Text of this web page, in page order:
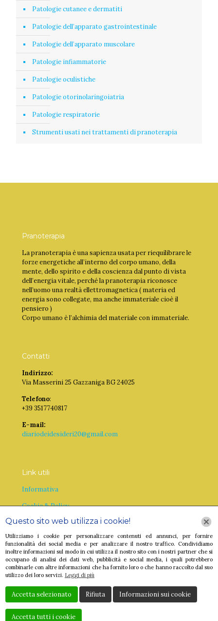
Patologie cutanee e dermatiti
Patologie dell’apparato gastrointestinale
Patologie dell’apparato muscolare
Patologie infiammatorie
Patologie oculistiche
Patologie otorinolaringoiatria
Patologie respiratorie
Strumenti usati nei trattamenti di pranoterapia
Pranoterapia
La pranoterapia è una sapienza usata per riequilibrare le
forze energetiche all’interno del corpo umano, della
mente, dello spirito e della coscienza dal punto di vista
dell’energia vitale, perché la pranoterapia riconosce
nell’uomo una realtà ellettromagnetica ( materia ed
energia sono collegate, ma anche immateriale cioè il
pensiero )
Corpo umano è l’alchimia del materiale con immateriale.
Contatti
Indirizzo:
Via Masserini 25 Gazzaniga BG 24025
Telefono:
+39 3517740817
E-mail:
diariodeidesideri20@gmail.com
Link utili
Informativa
Cookie & Policy
Questo sito web utilizza i cookie!
Utilizziamo i cookie per personalizzare contenuti ed annunci, per fornire
funzionalità dei social media e per analizzare il nostro traffico. Condividiamo
inoltre informazioni sul modo in cui utilizza il nostro sito con i nostri partner che si
occupano di analisi dei dati web, pubblicità e social media, i quali potrebbero
combinarle con altre informazioni che ha fornito loro o che hanno raccolto dal suo
utilizzo dei loro servizi. Leggi di più
Accetta selezionato Rifiuta Informazioni sui cookie
Accetta tutti i cookie